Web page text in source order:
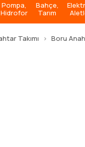
Pompa,
Hidrofor
Bahçe,
Tarım
Takımı Boru